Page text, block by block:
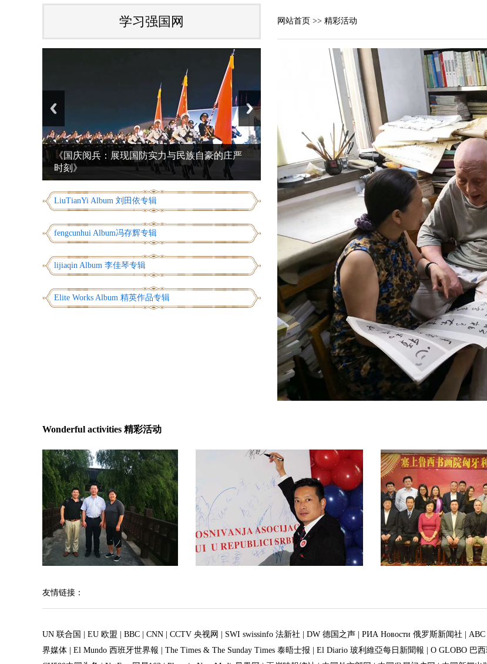
因受疫情影响，彭阳月子鸡蛋滞销，给企业和养殖户带来较大经济损失。彭阳
夏精准扶贫项目，也是彭阳特产。疫情之前，都是发往北 京、上海、广州等外
中共中央政治局常务委员会召开会议 研究新型冠状病毒感染的肺炎疫情防控工
习近平向全国各族人民致以美好的新春祝福
国家主席习近平发表二〇二〇年新年贺词
中国会变成一个大强国而又使人可亲（光辉的历程 深刻的启示·庆祝新中国成
学习强国网
《国庆阅兵：展现国防实力与民族自豪的庄严
时刻》
LiuTianYi Album 刘田依专辑
fengcunhui Album冯存辉专辑
lijiaqin Album 李佳琴专辑
Elite Works Album 精英作品专辑
网站首页 >> 精彩活动
Wonderful activities 精彩活动
友情链接：
UN 联合国 EU 欧盟 BBC CNN CCTV 央视网 SWI swissinfo 法新社 DW 德国之声 РИА Новости 俄罗斯新闻社 ABC
界媒体
El Mundo 西班牙世界報 The Times & The Sunday Times 泰晤士报 El Diario 玻利維亞每日新聞報 O GLOBO 巴